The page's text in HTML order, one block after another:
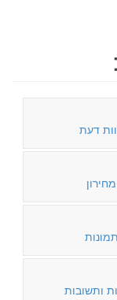
דעת
מחירון
תמונות
ותשובות